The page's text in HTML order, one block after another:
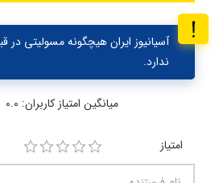
آسیانیوز ایران هیچگونه مسولیتی در
ندارد.
میانگین امتیاز کاربران: 0.0 (0 رای)
امتیاز